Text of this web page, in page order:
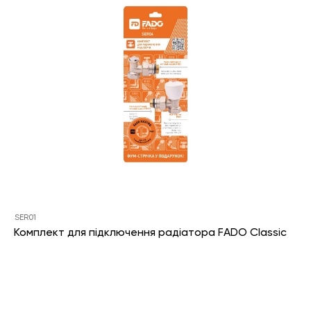
SER01
Комплект для підключення радіатора FADO Classic